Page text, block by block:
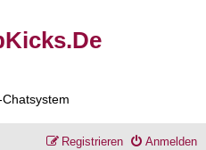
Anmelden
Registrieren